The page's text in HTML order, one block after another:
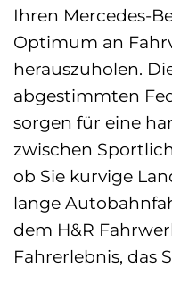
Ihren Mercedes-
Optimum an
herauszuholen.
abgestimmten
sorgen für eine
zwischen
ob Sie kurvige
lange
dem H&R
Fahrerlebnis, das